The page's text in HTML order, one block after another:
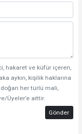
hakaret ve küfür içeren,
aykırı, kişilik haklarına
her türlü mali,
Üyeler’e aittir.
Gönder